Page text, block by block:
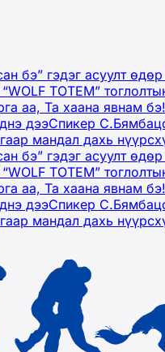
бэ” гэдэг асуулт
TOTEM”
аа, Та хаана явнам бэ!
дээСпикер
мандал дахь
бэ” гэдэг асуулт
TOTEM”
аа, Та хаана явнам бэ!
дээСпикер
мандал дахь